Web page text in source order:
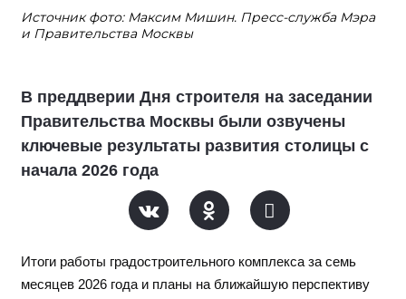
Источник фото: Максим Мишин. Пресс-служба Мэра
и Правительства Москвы
В преддверии Дня строителя на заседании
Правительства Москвы были озвучены
ключевые результаты развития столицы с
начала 2026 года
Итоги работы градостроительного комплекса за семь
месяцев 2026 года и планы на ближайшую перспективу